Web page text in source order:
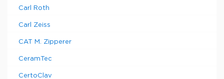
Carl Roth
Carl Zeiss
CAT M. Zipperer
CeramTec
CertoClav